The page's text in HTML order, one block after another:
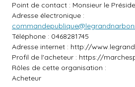
Point de contact : Monsieur le
Adresse électronique :
Téléphone : 0468281745
Adresse internet : http://
Profil de l'acheteur : https://
Rôles de cette organisation :
Acheteur